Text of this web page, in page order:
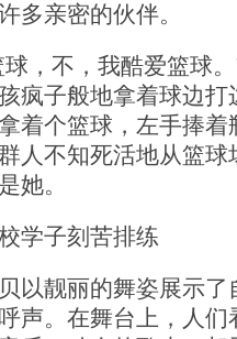
多亲密的伙伴。
不，我酷爱篮球。
疯子般地拿着球边
着个篮球，左手捧
人不知死活地从篮
她。
子刻苦排练
靓丽的舞姿展示了
声。在舞台上，人